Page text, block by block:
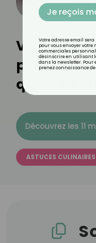
Vrai-Faux
portugaise
qu’on ne
Découvrez les 11
ASTUCES CULINAIRES
Je reçois
Votre adresse email
pour vous envoyer votre
commerciales
désinscrire en utilisant
dans la newsletter. Pour
prenez connaissance